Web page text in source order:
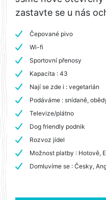
zastavte se u nás
Čepované pivo
Wi-fi
Sportovní přenosy
Kapacita : 43
Nají se zde i : vegetarián
Podáváme : snídaně,
Televize/plátno
Dog friendly podnik
Rozvoz jídel
Možnost platby : Hotově,
Domluvíme se : Česky,